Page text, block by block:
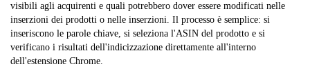
visibili agli acquirenti e quali potrebbero dover essere modificati nelle
inserzioni dei prodotti o nelle inserzioni. Il processo è semplice: si
inseriscono le parole chiave, si seleziona l'ASIN del prodotto e si
verificano i risultati dell'indicizzazione direttamente all'interno
dell'estensione Chrome.